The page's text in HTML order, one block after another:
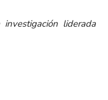
liderada